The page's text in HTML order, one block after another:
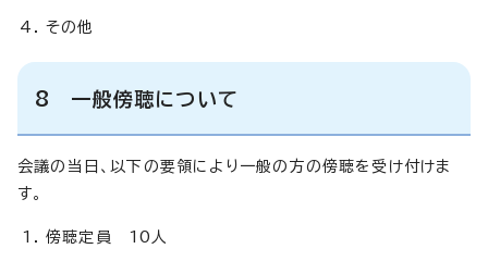
その他
8 一般傍聴について
会議の当日、以下の要領により一般の方の傍聴を受け付けま
す。
傍聴定員 10人